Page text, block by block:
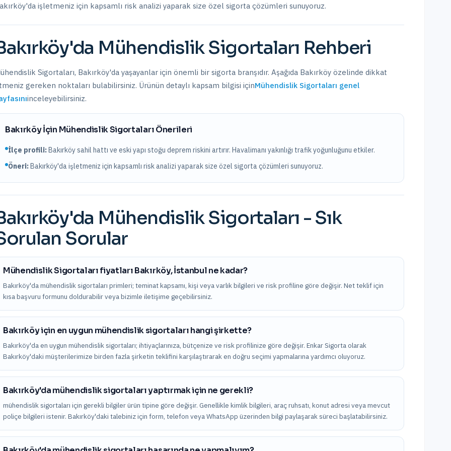
'da işletmeniz için kapsamlı risk analizi yaparak size özel sigorta çözümleri sunuyoruz.
'da Mühendislik Sigortaları Rehberi
Sigortaları, Bakırköy'da yaşayanlar için önemli bir sigorta branşıdır. Aşağıda Bakırköy özelinde dikkat
gereken noktaları bulabilirsiniz. Ürünün detaylı kapsam bilgisi içinMühendislik Sigortaları genel
inceleyebilirsiniz.
Bakırköyİçin Mühendislik SigortalarıÖnerileri
İlçe profili:Bakırköy sahil hattı ve eski yapı stoğu deprem riskini artırır. Havalimanı yakınlığı trafik yoğunluğunu etkiler.
Öneri:Bakırköy'da işletmeniz için kapsamlı risk analizi yaparak size özel sigorta çözümleri sunuyoruz.
'da Mühendislik Sigortaları - Sık
Sorular
Mühendislik Sigortaları fiyatları Bakırköy, İstanbul ne kadar?
Bakırköy'da mühendislik sigortaları primleri; teminat kapsamı, kişi veya varlık bilgileri ve risk profiline göre değişir. Net teklif için
kısa başvuru formunu doldurabilir veya bizimle iletişime geçebilirsiniz.
Bakırköy için en uygun mühendislik sigortaları hangi şirkette?
Bakırköy'da en uygun mühendislik sigortaları; ihtiyaçlarınıza, bütçenize ve risk profilinize göre değişir. Enkar Sigorta olarak
Bakırköy'daki müşterilerimize birden fazla şirketin teklifini karşılaştırarak en doğru seçimi yapmalarına yardımcı oluyoruz.
Bakırköy'da mühendislik sigortaları yaptırmak için ne gerekli?
mühendislik sigortaları için gerekli bilgiler ürün tipine göre değişir. Genellikle kimlik bilgileri, araç ruhsatı, konut adresi veya mevcut
poliçe bilgileri istenir. Bakırköy'daki talebiniz için form, telefon veya WhatsApp üzerinden bilgi paylaşarak süreci başlatabilirsiniz.